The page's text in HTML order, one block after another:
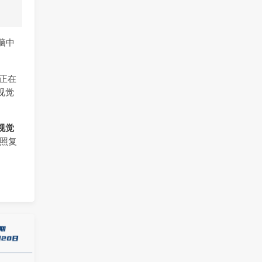
中
在
觉
觉
复